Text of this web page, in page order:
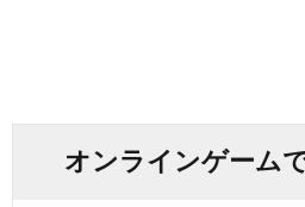
オンラインゲーム